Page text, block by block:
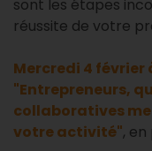
sont les étapes
réussite de votre
Mercredi 4 février
"Entrepreneurs,
collaboratives
votre activité",